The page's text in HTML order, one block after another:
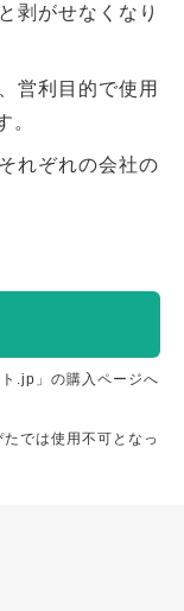
剥がせなくなり
営利目的で使用
。
れぞれの会社の
.jp」の購入ページへ
では使用不可となっ